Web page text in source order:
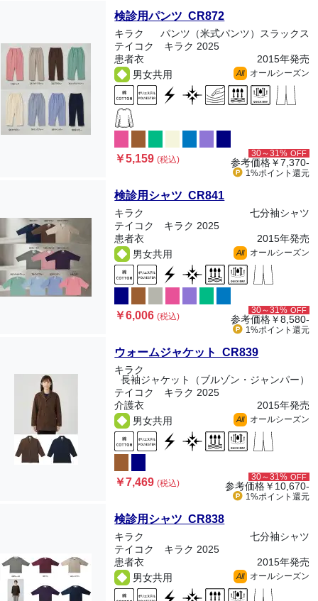
検診用パンツ CR872
キラク
パンツ（米式パンツ）スラックス
テイコク キラク 2025
患者衣
2015年発売
男女共用
All オールシーズン
￥5,159(税込)
30～31% OFF
参考価格￥7,370-
1%ポイント 還元
検診用シャツ CR841
キラク
七分袖シャツ
テイコク キラク 2025
患者衣
2015年発売
男女共用
All オールシーズン
￥6,006(税込)
30～31% OFF
参考価格￥8,580-
1%ポイント 還元
ウォームジャケット CR839
キラク
長袖ジャケット（ブルゾン・ジャンパー）
テイコク キラク 2025
介護衣
2015年発売
男女共用
All オールシーズン
￥7,469(税込)
30～31% OFF
参考価格￥10,670-
1%ポイント 還元
検診用シャツ CR838
キラク
七分袖シャツ
テイコク キラク 2025
患者衣
2015年発売
男女共用
All オールシーズン